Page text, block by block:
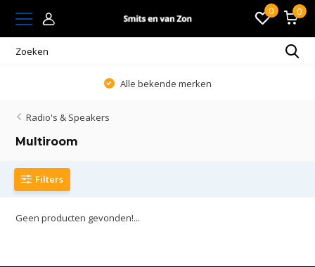
0 0
Alle bekende merken
Radio's & Speakers
Multiroom
Filters
Geen producten gevonden!...